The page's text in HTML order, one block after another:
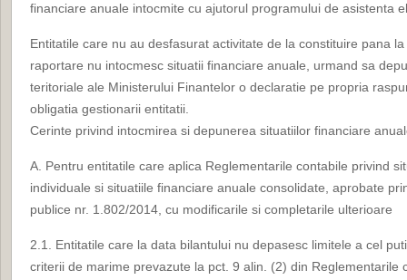
financiare anuale intocmite cu ajutorul programului de asistenta
Entitatile care nu au desfasurat activitate de la constituire pana
raportare nu intocmesc situatii financiare anuale, urmand sa
teritoriale ale Ministerului Finantelor o declaratie pe propria
obligatia gestionarii entitatii.
Cerinte privind intocmirea si depunerea situatiilor financiare
A. Pentru entitatile care aplica Reglementarile contabile privind
individuale si situatiile financiare anuale consolidate, aprobate
publice nr. 1.802/2014, cu modificarile si completarile ulterioare
2.1. Entitatile care la data bilantului nu depasesc limitele a cel
criterii de marime prevazute la pct. 9 alin. (2) din Reglementarile